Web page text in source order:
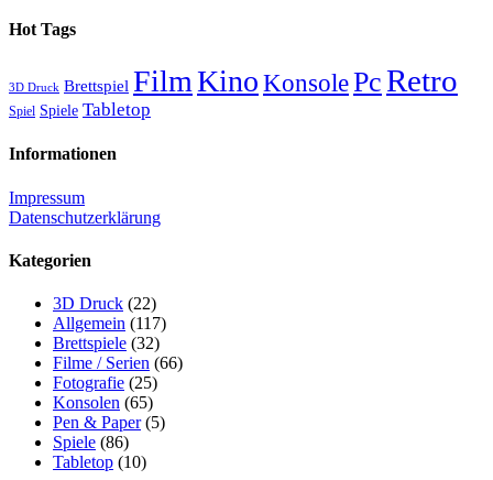
Hot Tags
3D Druck Brettspiel FilmKinoKonsolePcRetro
Spiel Spiele Tabletop
Informationen
Impressum
Datenschutzerklärung
Kategorien
3D Druck (22)
Allgemein (117)
Brettspiele (32)
Filme / Serien (66)
Fotografie (25)
Konsolen (65)
Pen & Paper(5)
Spiele (86)
Tabletop (10)